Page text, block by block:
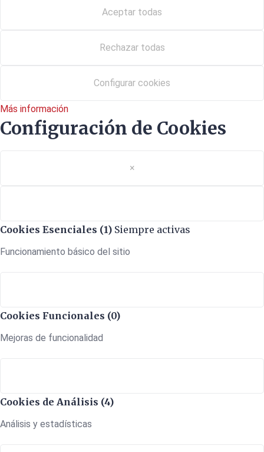
Aceptar todas
Rechazar todas
Configurar cookies
Más información
Configuración de Cookies
×
Cookies Esenciales (1) Siempre activas
Funcionamiento básico del sitio
Cookies Funcionales (0)
Mejoras de funcionalidad
Cookies de Análisis (4)
Análisis y estadísticas